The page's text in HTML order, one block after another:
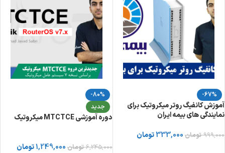
-67%
آموزش کانفیگ روتر میکروتیک برای
نمایندگی های بیمه ایران
999,000 تومان 333,000تومان
-80%
جدید
دوره آموزشی MTCTCE میکروتیک
6,245,000 تومان1,249,000تومان